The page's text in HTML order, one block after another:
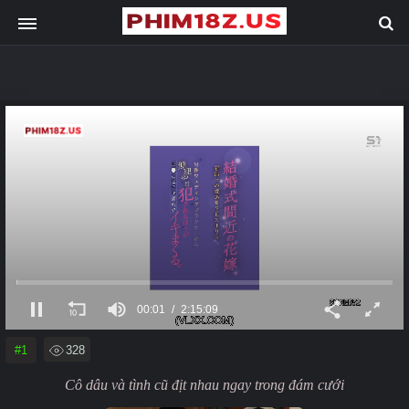
00:01 2:15:09
#1 328
Cô dâu và tình cũ địt nhau ngay trong đám cưới